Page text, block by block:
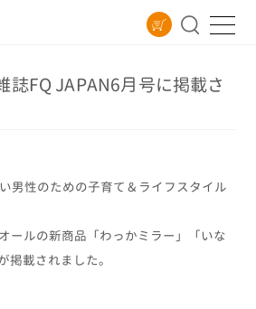
誌FQ JAPAN6月号に掲載さ
男性のための子育て＆ライフスタイル
ールの新商品「わっかミラー」「いな
掲載されました。